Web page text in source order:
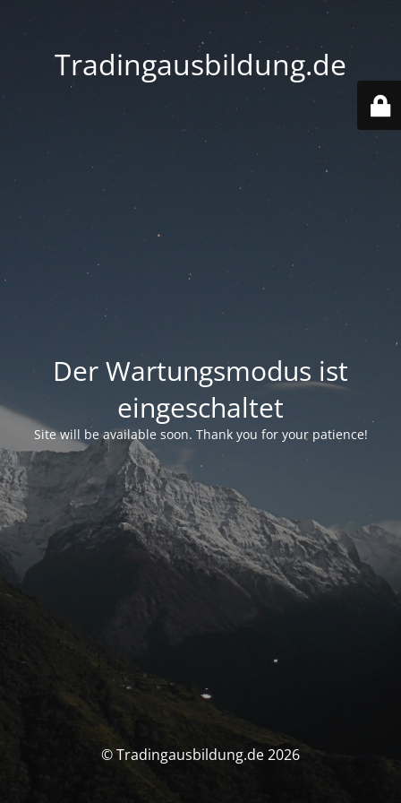
Tradingausbildung.de
Der Wartungsmodus ist
eingeschaltet
Site will be available soon. Thank you for your patience!
© Tradingausbildung.de 2026